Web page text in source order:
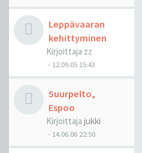
Leppävaaran
kehittyminen
Kirjoittaja zz
- 12.09.05 15:43
Suurpelto,
Espoo
Kirjoittaja jukki
- 14.06.06 22:50